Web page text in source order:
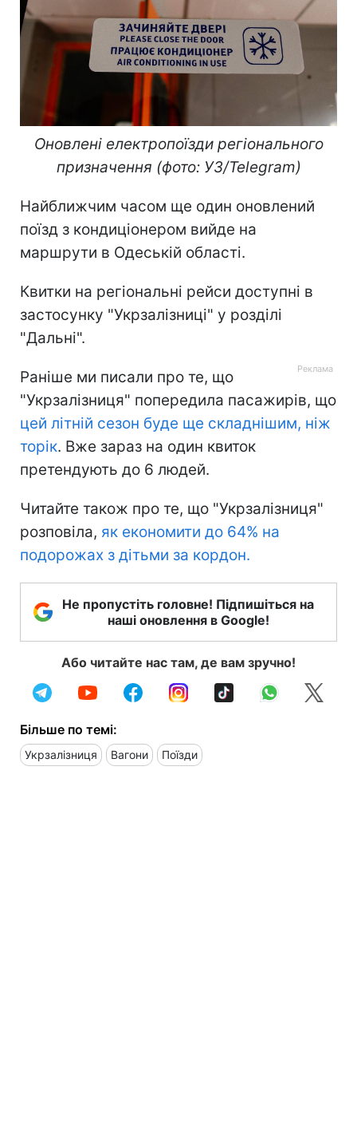
Оновлені електропоїзди регіонального
призначення (фото: УЗ/Telegram)
Найближчим часом ще один оновлений
поїзд з кондиціонером вийде на
маршрути в Одеській області.
Квитки на регіональні рейси доступні в
застосунку "Укрзалізниці" у розділі
"Дальні".
Раніше ми писали про те, що
"Укрзалізниця" попередила пасажирів, що
цей літній сезон буде ще складнішим, ніж
торік. Вже зараз на один квиток
претендують до 6 людей.
Читайте також про те, що "Укрзалізниця"
розповіла, як економити до 64% на
подорожах з дітьми за кордон.
Не пропустіть головне! Підпишіться на
наші оновлення в Google!
Або читайте нас там, де вам зручно!
Більше по темі:
Укрзалізниця Вагони Поїзди